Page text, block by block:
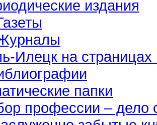
издания
Илецк на
папки
профессии – дело